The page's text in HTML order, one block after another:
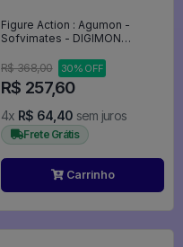
Figure Action : Agumon -
Sofvimates - DIGIMON
R$ 368,00
30% OFF
R$ 257,60
4x R$ 64,40 sem juros
Frete Grátis
Carrinho